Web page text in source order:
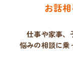
お話
仕事や家事、
悩みの相談に乗